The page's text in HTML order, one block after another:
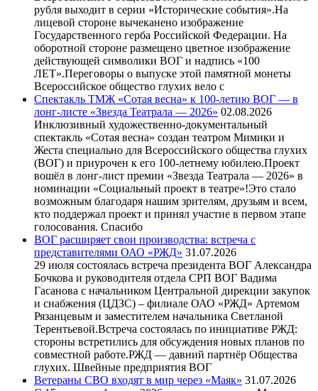
рубля выходит в серии «Исторические события».На
лицевой стороне вычеканено изображение
Государственного герба Российской Федерации. На
оборотной стороне размещено цветное изображение
действующей символики ВОГ и надпись «100
ЛЕТ».Переговоры о выпуске этой памятной монеты
Всероссийское общество глухих вело с
Спектакль ТМЖ «Сотая весна» к 100-летию ВОГ — в
лонг-листе «Звезда Театрала — 2026» 02.08.2026
Инклюзивный художественно-документальный
спектакль «Сотая весна» создан театром Мимики и
Жеста специально для Всероссийского общества глухих
(ВОГ) и приурочен к его 100-летнему юбилею.Проект
вошёл в лонг-лист премии «Звезда Театрала — 2026» в
номинации «Социальный проект в театре»!Это стало
возможным благодаря нашим зрителям, друзьям и всем,
кто поддержал проект и принял участие в первом этапе
голосования. Спасибо
ВОГ расширяет свои производства: встреча с
представителями ОАО «РЖД» 31.07.2026
29 июля состоялась встреча президента ВОГ Александра
Бочкова и руководителя отдела СРП ВОГ Вадима
Гасанова с начальником Центральной дирекции закупок
и снабжения (ЦДЗС) – филиале ОАО «РЖД» Артемом
Рязанцевым и заместителем начальника Светланой
Терентьевой.Встреча состоялась по инициативе РЖД:
стороны встретились для обсуждения новых планов по
совместной работе.РЖД — давний партнёр Общества
глухих. Швейные предприятия ВОГ
Ветераны СВО входят в мир через «Маяк» 31.07.2026